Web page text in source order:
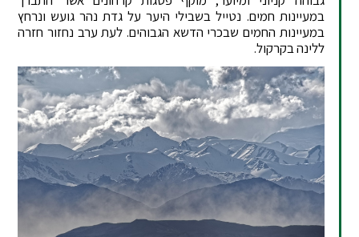
במעיינות חמים. נטייל בשבילי היער על גדת נהר גועש ונרחץ
במעיינות החמים שבכרי הדשא הגבוהים. לעת ערב נחזור חזרה
ללינה בקרקול.